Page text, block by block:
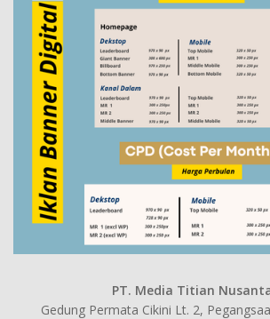
PT. Media Titian
Gedung Permata Cikini Lt. 2,